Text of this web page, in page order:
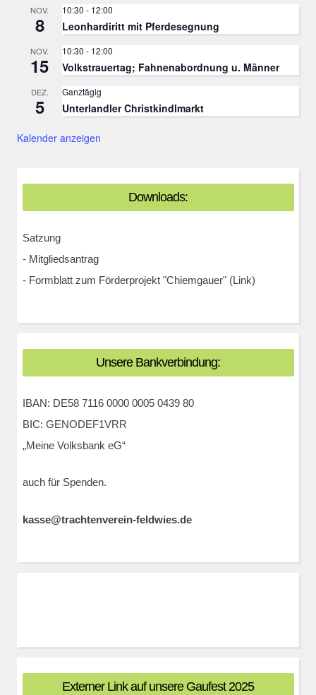
NOV.
8
10:30 - 12:00
Leonhardiritt mit Pferdesegnung
NOV.
15
10:30 - 12:00
Volkstrauertag; Fahnenabordnung u. Männer
DEZ.
5
Ganztägig
Unterlandler Christkindlmarkt
Kalender anzeigen
Downloads:
Satzung
- Mitgliedsantrag
- Formblatt zum Förderprojekt "Chiemgauer" (Link)
Unsere Bankverbindung:
IBAN: DE58 7116 0000 0005 0439 80
BIC: GENODEF1VRR
„Meine Volksbank eG“
auch für Spenden.
kasse@trachtenverein-feldwies.de
Externer Link auf unsere Gaufest 2025